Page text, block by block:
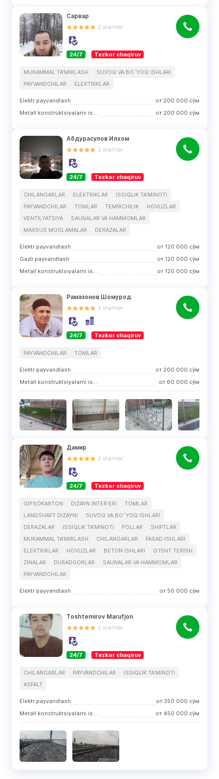
Сарвар
2 sharhlar
24/7 Tezkor chaqiruv
MUKAMMAL TA'MIRLASH
SUVOQ VA BO`YOQ ISHLARI
PAYVANDCHILAR
ELEKTRIKLAR
Elektr payvandlash от 200 000 сўм
Metall konstruktsiyalarni ishlab chiqarish
от 200 000 сўм
Абдурасулов Илхом
2 sharhlar
24/7 Tezkor chaqiruv
CHILANGARLAR ELEKTRIKLAR
ISSIQLIK TA'MINOTI
PAYVANDCHILAR
TOMLAR TEMIRCHILIK
HOVUZLAR
VENTILYATSIYA
SAUNALAR VA HAMMOMLAR
MAXSUS MOSLAMALAR
DERAZALAR
Elektr payvandlash от 120 000 сўм
Gazli payvandlash
от 120 000 сўм
Metall konstruktsiyalarni ishlab chiqarish
от 120 000 сўм
Рамазонов Шомурод
2 sharhlar
24/7 Tezkor chaqiruv
PAYVANDCHILAR TOMLAR
Elektr payvandlash от 200 000 сўм
Metall konstruktsiyalarni ishlab chiqarish
от 60 000 сўм
Дамир
2 sharhlar
24/7 Tezkor chaqiruv
GIPSOKARTON DIZAYN INTER'ERI
TOMLAR
LANDSHAFT DIZAYNI
SUVOQ VA BO`YOQ ISHLARI
DERAZALAR
ISSIQLIK TA'MINOTI POLLAR
SHIFTLAR
MUKAMMAL TA'MIRLASH
CHILANGARLAR
FASAD ISHLARI
ELEKTRIKLAR
HOVUZLAR BETON ISHLARI
G'ISHT TERISH
ZINALAR
DURADGORLAR
SAUNALAR VA HAMMOMLAR
PAYVANDCHILAR
Elektr payvandlash от 50 000 сўм
Toshtemirov Marufjon
2 sharhlar
24/7 Tezkor chaqiruv
CHILANGARLAR PAYVANDCHILAR
ISSIQLIK TA'MINOTI
ASFALT
Elektr payvandlash от 350 000 сўм
Metall konstruktsiyalarni ishlab chiqarish
от 450 000 сўм